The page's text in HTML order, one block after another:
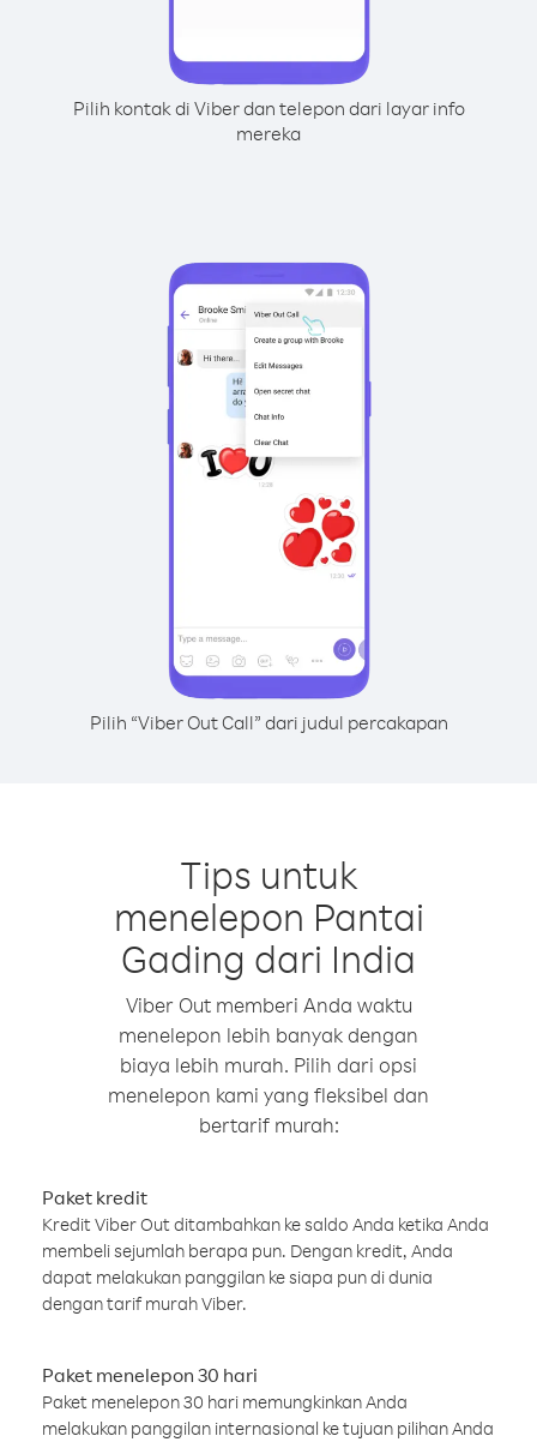
Pilih kontak di Viber dan telepon dari layar info
mereka
Pilih “Viber Out Call” dari judul percakapan
Tips untuk
menelepon Pantai
Gading dari India
Viber Out memberi Anda waktu
menelepon lebih banyak dengan
biaya lebih murah. Pilih dari opsi
menelepon kami yang fleksibel dan
bertarif murah:
Paket kredit
Kredit Viber Out ditambahkan ke saldo Anda ketika Anda
membeli sejumlah berapa pun. Dengan kredit, Anda
dapat melakukan panggilan ke siapa pun di dunia
dengan tarif murah Viber.
Paket menelepon 30 hari
Paket menelepon 30 hari memungkinkan Anda
melakukan panggilan internasional ke tujuan pilihan Anda